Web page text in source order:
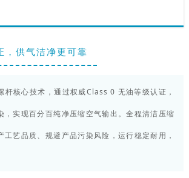
，供气洁净更可靠
杆核心技术，通过权威Class 0 无油等级认证，
，实现百分百纯净压缩空气输出。全程清洁压缩
工艺品质、规避产品污染风险，运行稳定耐用，